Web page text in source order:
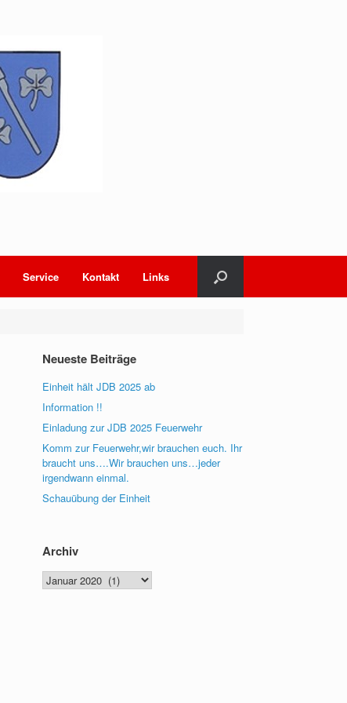
Service Kontakt Links
Neueste Beiträge
Einheit hält JDB 2025 ab
Information !!
Einladung zur JDB 2025 Feuerwehr
Komm zur Feuerwehr,wir brauchen euch. Ihr
braucht uns….Wir brauchen uns…jeder
irgendwann einmal.
Schauübung der Einheit
Archiv
Archiv